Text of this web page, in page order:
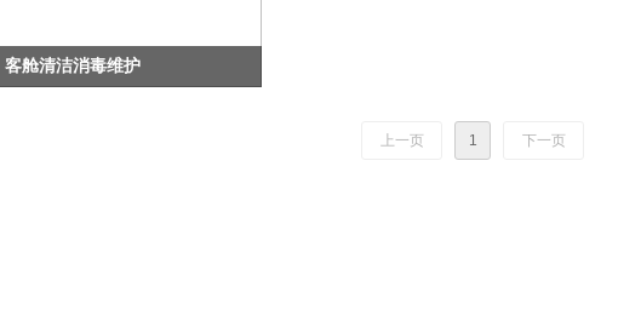
客舱清洁消毒维护
上一页 1 下一页